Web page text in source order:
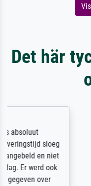
Det här
Sehr gute
des Rahmens!
sorgfältig und
unbeschadet
unser letzter